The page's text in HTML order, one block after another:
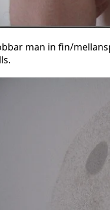
man in fin/